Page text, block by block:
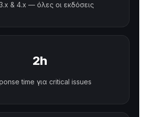
& 4.x — όλες οι εκδόσεις
2h
time για critical issues